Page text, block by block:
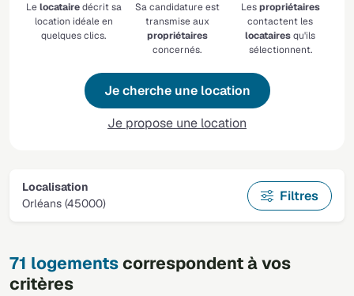
Lelocatairedécrit sa
location idéale en
quelques clics.
Sa candidature est
transmise aux
propriétaires
concernés.
Lespropriétaires
contactent les
locatairesqu'ils
sélectionnent.
Je cherche une location
Je propose une location
Localisation
Orléans (45000)
Filtres
71 logementscorrespondent à vos
critères